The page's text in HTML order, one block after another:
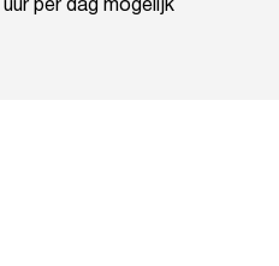
uur per dag mogelijk